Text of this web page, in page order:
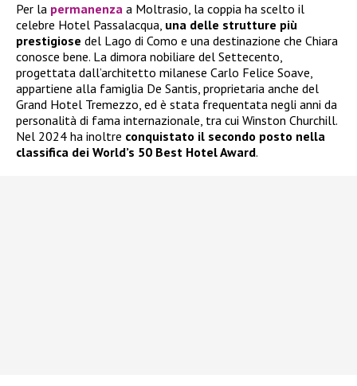
Per la permanenza a Moltrasio, la coppia ha scelto il
celebre Hotel Passalacqua, una delle strutture più
prestigiose del Lago di Como e una destinazione che Chiara
conosce bene. La dimora nobiliare del Settecento,
progettata dall’architetto milanese Carlo Felice Soave,
appartiene alla famiglia De Santis, proprietaria anche del
Grand Hotel Tremezzo, ed è stata frequentata negli anni da
personalità di fama internazionale, tra cui Winston Churchill.
Nel 2024 ha inoltre conquistato il secondo posto nella
classifica dei World’s 50 Best Hotel Award.